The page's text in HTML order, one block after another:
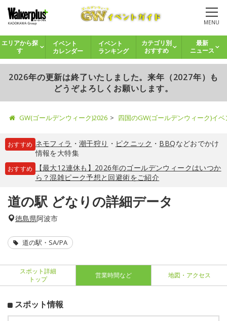
MENU
エリアから探
す
イベント
カレンダー
イベント
ランキング
カテゴリ別
おすすめ
最新
ニュース
2026年の更新は終了いたしました。来年（2027年）も
どうぞよろしくお願いします。
GW(ゴールデンウィーク)2026 四国のGW(ゴールデンウィーク)イ
おすすめ ネモフィラ ・ 潮干狩り ・ ピクニック ・ BBQなどおでかけ
情報を大特集
おすすめ
【最大12連休も】2026年のゴールデンウィークはいつか
ら？混雑ピーク予想と回避術をご紹介
道の駅 どなりの詳細データ
徳島県阿波市
道の駅・SA/PA
スポット詳細
トップ
営業時間など 地図・アクセス
スポット情報